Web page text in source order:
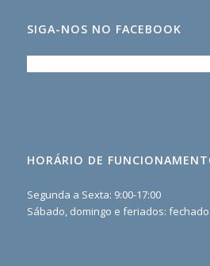
SIGA-NOS NO FACEBOOK
HORÁRIO DE
Segunda a Sexta: 9:00-17:00
Sábado, domingo e feriados: fechado